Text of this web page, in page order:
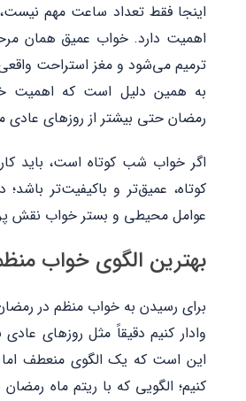
اینجا فقط تعداد ساعت مهم
اهمیت دارد. خواب عمیق همان
ترمیم می‌شود و مغز استراحت
به همین دلیل است که اهمیت
رمضان حتی بیشتر از روزهای
اگر خواب شب کوتاه است، باید
کوتاه، عمیق‌تر و باکیفیت‌تر
عوامل محیطی و بستر خواب نقش
بهترین الگوی خواب
برای رسیدن به خواب منظم در
وادار کنیم دقیقاً مثل روزهای عادی
این است که یک الگوی منعطف
کنیم؛ الگویی که با ریتم ماه